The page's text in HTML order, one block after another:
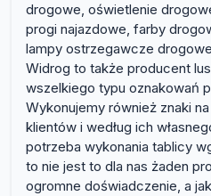
drogowe, oświetlenie
progi najazdowe, farby
lampy ostrzegawcze
Widrog to także producent
wszelkiego typu oznakowań
Wykonujemy również znaki
klientów i według ich
potrzeba wykonania tablicy
to nie jest to dla nas żaden
ogromne doświadczenie, a